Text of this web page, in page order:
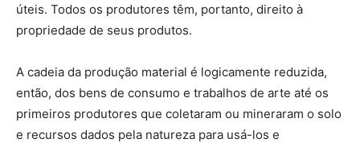
úteis. Todos os produtores têm, portanto, direito à
propriedade de seus produtos.
A cadeia da produção material é logicamente reduzida,
então, dos bens de consumo e trabalhos de arte até os
primeiros produtores que coletaram ou mineraram o solo
e recursos dados pela natureza para usá-los e